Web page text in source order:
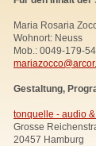
Maria Rosaria
Wohnort: Neuss
Mob.: 0049-179-
Gestaltung,
tonquelle - audio
Grosse
20457 Hamburg